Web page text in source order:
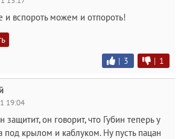
вспороть можем и отпороть!
| 3 | 1
19:04
защитит, он говорит, что Губин теперь у
под крылом и каблуком. Ну пусть пацан